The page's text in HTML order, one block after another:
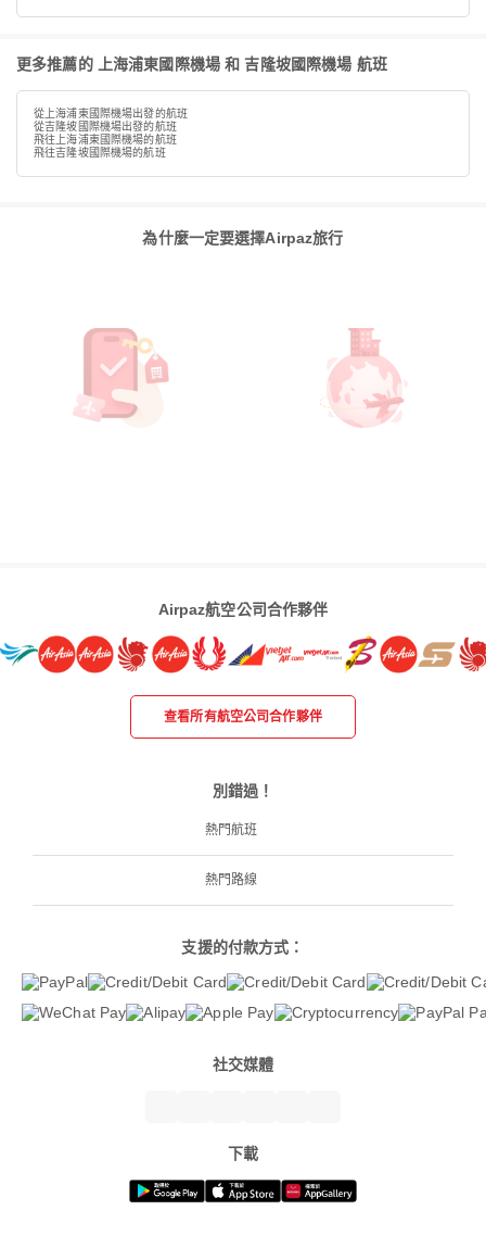
更多推薦的 上海浦東國際機場 和 吉隆坡國際機場 航班
從上海浦東國際機場出發的航班
從吉隆坡國際機場出發的航班
飛往上海浦東國際機場的航班
飛往吉隆坡國際機場的航班
為什麼一定要選擇Airpaz旅行
Airpaz航空公司合作夥伴
查看所有航空公司合作夥伴
別錯過！
熱門航班
熱門路線
支援的付款方式：
社交媒體
下載